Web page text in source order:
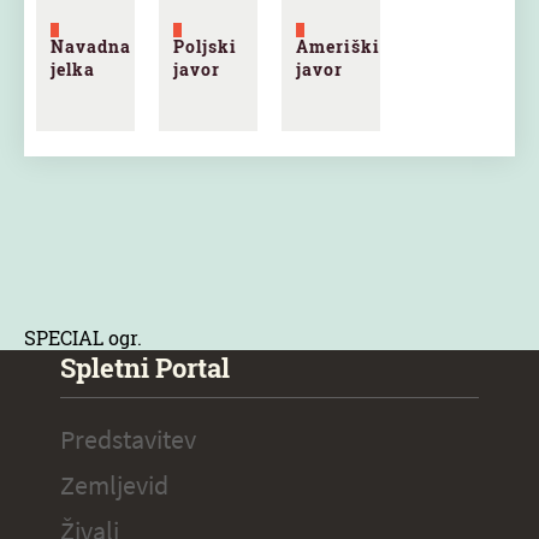
Navadna
jelka
Poljski
javor
Ameriški
javor
SPECIAL ogr.
Spletni Portal
Predstavitev
Zemljevid
Živali